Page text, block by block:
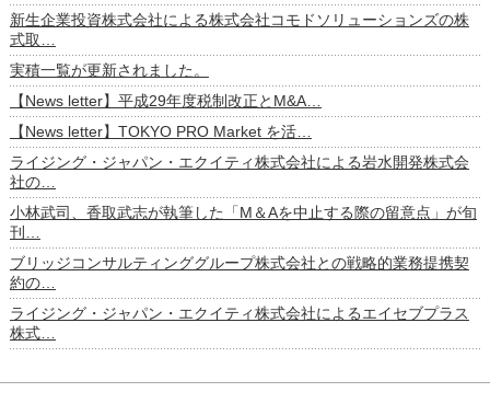
新生企業投資株式会社による株式会社コモドソリューションズの株
式取…
実積一覧が更新されました。
【News letter】平成29年度税制改正とM&A…
【News letter】TOKYO PRO Market を活…
ライジング・ジャパン・エクイティ株式会社による岩水開発株式会
社の…
小林武司、香取武志が執筆した「M＆Aを中止する際の留意点」が旬
刊…
ブリッジコンサルティンググループ株式会社との戦略的業務提携契
約の…
ライジング・ジャパン・エクイティ株式会社によるエイセブプラス
株式…